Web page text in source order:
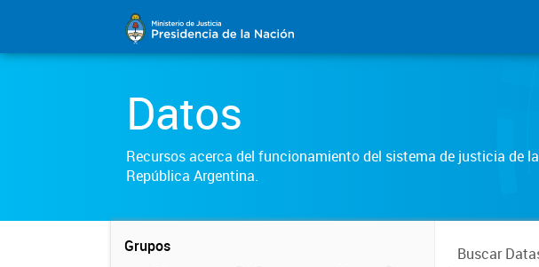
Datos
Recursos acerca del funcionamiento del sistema de justicia de la
República Argentina.
Grupos